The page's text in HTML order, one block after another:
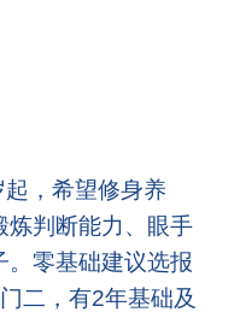
，希望修身养
炼判断能力、眼手
。零基础建议选报
二，有2年基础及